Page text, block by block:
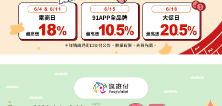
易，需依本服務之必要範圍內提供個人資料，並將交易相關給付款項請求債
權轉讓予恩沛科技股份有限公司。
２．關於個人資料處理事宜，請瀏覽以下網址：
https://aftee.tw/terms/#terms3
３．未成年的使用者請事先徵得法定代理人或監護人之同意方可使用
「AFTEE先享後付」，若未經同意申辦者引起之損失，本公司不負相關責
４．使用「AFTEE先享後付」時，將依據個別帳號之用戶狀況，依本公司即
時審查核予不同之上限額度；若仍有額度不足之情形，本公司將視審查結果
請求用戶進行身份認證。
５．嚴禁一人註冊多個帳號或使用他人資訊註冊。若發現惡意使用之情形，
恩沛科技股份有限公司將有權停止該用戶之使用額度並採取法律行動。